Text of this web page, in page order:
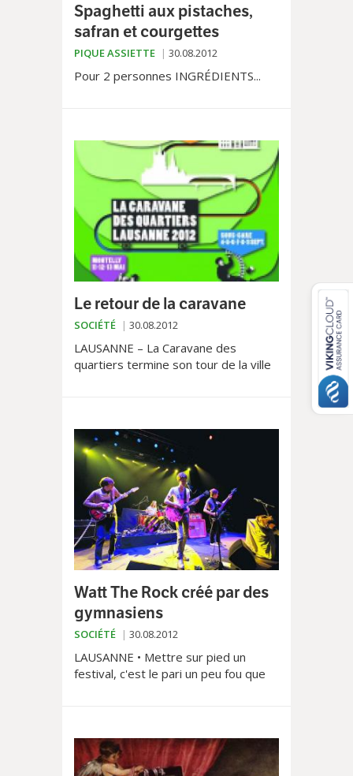
Spaghetti aux pistaches,
safran et courgettes
PIQUE ASSIETTE 30.08.2012
Pour 2 personnes INGRÉDIENTS...
Le retour de la caravane
SOCIÉTÉ 30.08.2012
LAUSANNE – La Caravane des
quartiers termine son tour de la ville
Watt The Rock créé par des
gymnasiens
SOCIÉTÉ 30.08.2012
LAUSANNE • Mettre sur pied un
festival, c'est le pari un peu fou que